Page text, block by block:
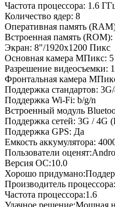
Частота процессора: 1.6
Количество ядер: 8
Оперативная память
Встроенная память
Экран: 8"/1920x1200 Пикс
Основная камера МПикс: 5
Разрешение видеосъемки:
Фронтальная камера
Поддержка стандартов:
Поддержка Wi-Fi: b/g/n
Встроенный модуль
Поддержка сетей: 3G / 4G
Поддержка GPS: Да
Емкость аккумулятора:
Пользователи
Версия ОС:10.0
Хорошо
Производитель
Частота процессора:1.6